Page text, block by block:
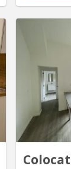
📍 3
Vous
proximité
Rue
Servais, à